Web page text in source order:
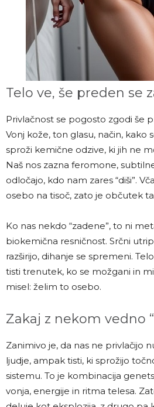
Telo ve, še preden se
Privlačnost se pogosto zgodi še
Vonj kože, ton glasu, način, kako
sproži kemične odzive, ki jih ne
Naš nos zazna feromone,
odločajo, kdo nam zares “diši”.
osebo na tisoč, zato je občutek
Ko nas nekdo “zadene”, to ni
biokemična resničnost. Srčni
razširijo, dihanje se spremeni.
tisti trenutek, ko se možgani in
misel: želim to osebo.
Zakaj z nekom vedno
Zanimivo je, da nas ne privlačijo
ljudje, ampak tisti, ki sprožijo
sistemu. To je kombinacija
vonja, energije in ritma telesa.